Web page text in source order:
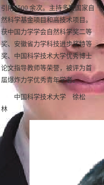
引用3500余次。主持多项国家自
然科学基金项目和高技术项目。
获中国力学学会自然科学奖二等
奖、安徽省力学科技进步奖特等
奖、中国科学技术大学优秀博士
论文指导教师等荣誉，被评为首
届爆炸力学优秀青年学者。
中国科学技术大学 徐松
林